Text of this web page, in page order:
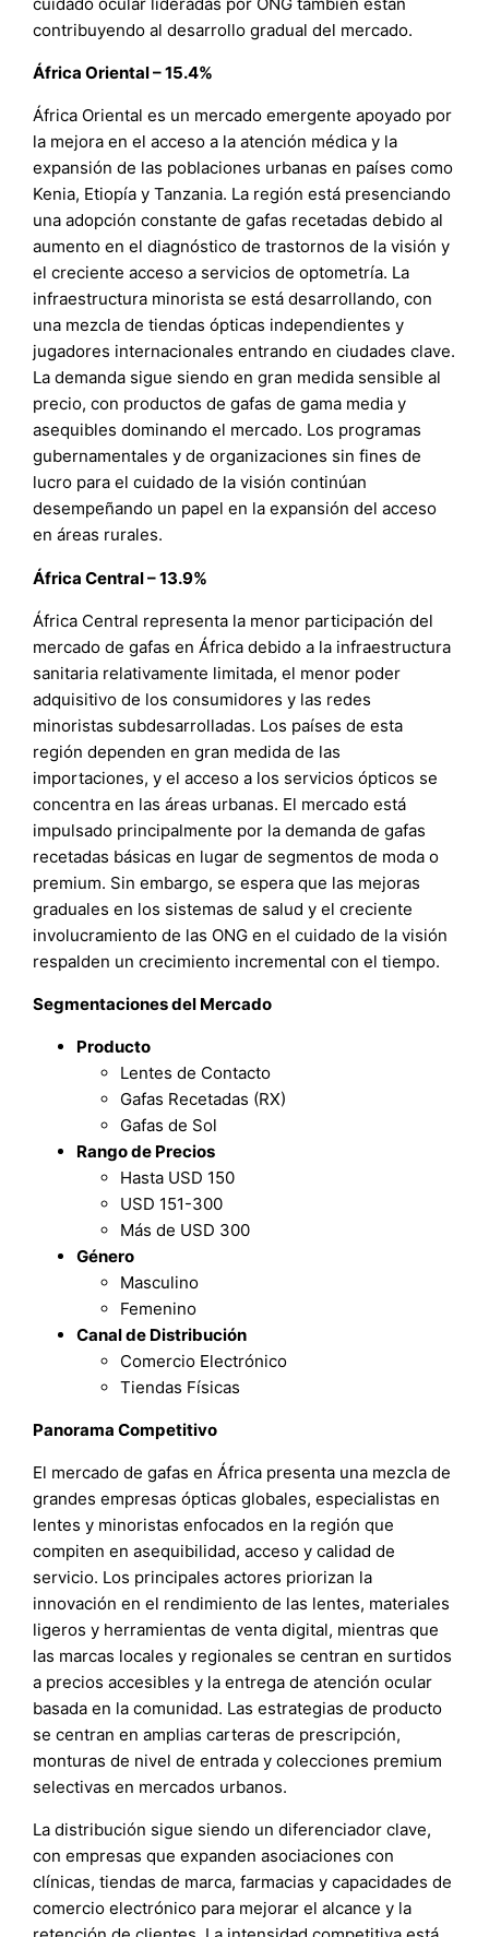
cuidado ocular lideradas por ONG también están
contribuyendo al desarrollo gradual del mercado.
África Oriental – 15.4%
África Oriental es un mercado emergente apoyado por
la mejora en el acceso a la atención médica y la
expansión de las poblaciones urbanas en países como
Kenia, Etiopía y Tanzania. La región está presenciando
una adopción constante de gafas recetadas debido al
aumento en el diagnóstico de trastornos de la visión y
el creciente acceso a servicios de optometría. La
infraestructura minorista se está desarrollando, con
una mezcla de tiendas ópticas independientes y
jugadores internacionales entrando en ciudades clave.
La demanda sigue siendo en gran medida sensible al
precio, con productos de gafas de gama media y
asequibles dominando el mercado. Los programas
gubernamentales y de organizaciones sin fines de
lucro para el cuidado de la visión continúan
desempeñando un papel en la expansión del acceso
en áreas rurales.
África Central – 13.9%
África Central representa la menor participación del
mercado de gafas en África debido a la infraestructura
sanitaria relativamente limitada, el menor poder
adquisitivo de los consumidores y las redes
minoristas subdesarrolladas. Los países de esta
región dependen en gran medida de las
importaciones, y el acceso a los servicios ópticos se
concentra en las áreas urbanas. El mercado está
impulsado principalmente por la demanda de gafas
recetadas básicas en lugar de segmentos de moda o
premium. Sin embargo, se espera que las mejoras
graduales en los sistemas de salud y el creciente
involucramiento de las ONG en el cuidado de la visión
respalden un crecimiento incremental con el tiempo.
Segmentaciones del Mercado
Producto
Lentes de Contacto
Gafas Recetadas (RX)
Gafas de Sol
Rango de Precios
Hasta USD 150
USD 151-300
Más de USD 300
Género
Masculino
Femenino
Canal de Distribución
Comercio Electrónico
Tiendas Físicas
Panorama Competitivo
El mercado de gafas en África presenta una mezcla de
grandes empresas ópticas globales, especialistas en
lentes y minoristas enfocados en la región que
compiten en asequibilidad, acceso y calidad de
servicio. Los principales actores priorizan la
innovación en el rendimiento de las lentes, materiales
ligeros y herramientas de venta digital, mientras que
las marcas locales y regionales se centran en surtidos
a precios accesibles y la entrega de atención ocular
basada en la comunidad. Las estrategias de producto
se centran en amplias carteras de prescripción,
monturas de nivel de entrada y colecciones premium
selectivas en mercados urbanos.
La distribución sigue siendo un diferenciador clave,
con empresas que expanden asociaciones con
clínicas, tiendas de marca, farmacias y capacidades de
comercio electrónico para mejorar el alcance y la